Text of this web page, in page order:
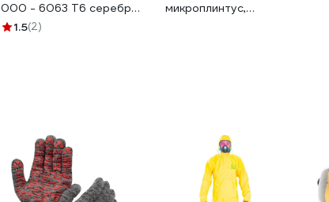
000 - 6063 Т6 серебро
матовое 4687204783517
1.5(2)
микроплинтус,